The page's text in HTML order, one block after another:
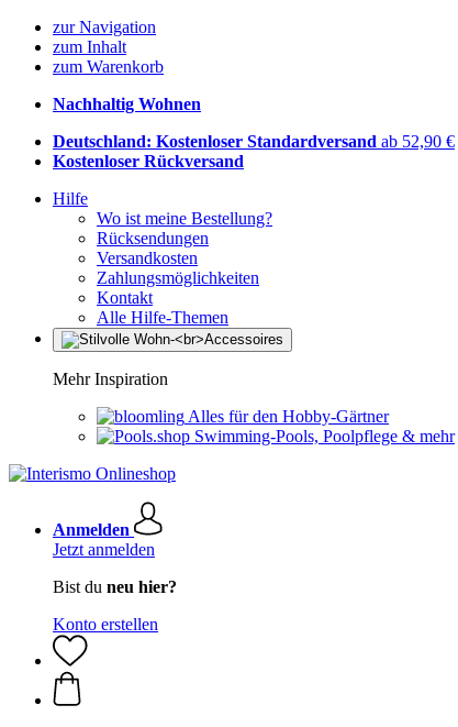
zur Navigation
zum Inhalt
zum Warenkorb
Nachhaltig Wohnen
Deutschland: Kostenloser Standardversand ab 52,90 €
Kostenloser Rückversand
Hilfe
Wo ist meine Bestellung?
Rücksendungen
Versandkosten
Zahlungsmöglichkeiten
Kontakt
Alle Hilfe-Themen
Mehr Inspiration
Alles für den Hobby-Gärtner
Swimming-Pools, Poolpflege & mehr
Anmelden
Jetzt anmelden
Bist du neu hier?
Konto erstellen